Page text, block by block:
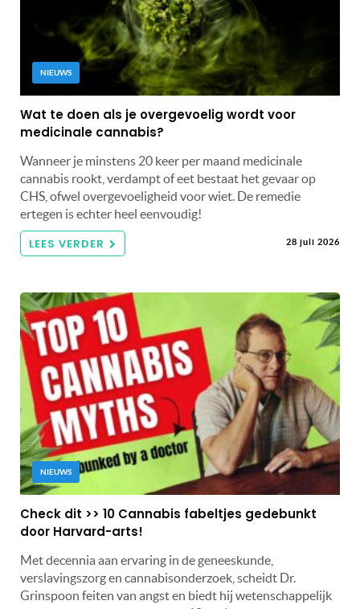
NIEUWS
Wat te doen als je overgevoelig wordt voor
medicinale cannabis?
Wanneer je minstens 20 keer per maand medicinale
cannabis rookt, verdampt of eet bestaat het gevaar op
CHS, ofwel overgevoeligheid voor wiet. De remedie
ertegen is echter heel eenvoudig!
LEES VERDER 28 juli 2026
NIEUWS
Check dit >> 10 Cannabis fabeltjes gedebunkt
door Harvard-arts!
Met decennia aan ervaring in de geneeskunde,
verslavingszorg en cannabisonderzoek, scheidt Dr.
Grinspoon feiten van angst en biedt hij wetenschappelijk